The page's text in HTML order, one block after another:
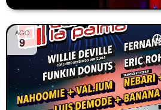
AGO
9